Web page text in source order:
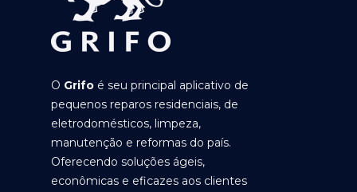
O Grifo é seu principal aplicativo de
pequenos reparos residenciais, de
eletrodomésticos, limpeza,
manutenção e reformas do país.
Oferecendo soluções ágeis,
econômicas e eficazes aos clientes